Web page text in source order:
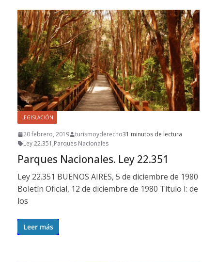
LEGISLACIÓN
20 febrero, 2019 turismoyderecho31 minutos de lectura
Ley 22.351 ,Parques Nacionales
Parques Nacionales. Ley 22.351
Ley 22.351 BUENOS AIRES, 5 de diciembre de 1980
Boletín Oficial, 12 de diciembre de 1980 Título I: de
los
Leer más